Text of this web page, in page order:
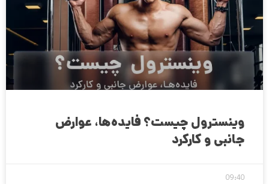
وینسترول چیست؟ فایده‌ها، عوارض
جانبی و کارکرد
09:40